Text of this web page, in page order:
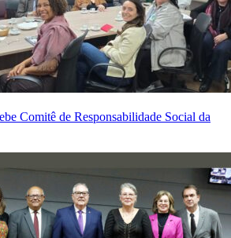
Comitê de Responsabilidade Social da